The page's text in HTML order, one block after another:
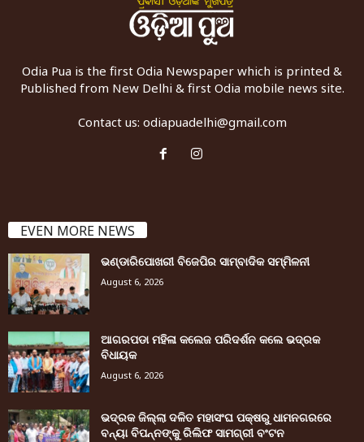
Odia Pua is the first Odia Newspaper which is printed &
Published from New Delhi & first Odia mobile news site.
Contact us: odiapuadelhi@gmail.com
EVEN MORE NEWS
ଭଣ୍ଡାରିପୋଖରୀ ବିଜେପିର ସାମ୍ବାଦିକ ସମ୍ମିଳନୀ
August 6, 2026
ଆଗରପଡା ମହିଳା କଲେଜ ପରିଦର୍ଶନ କଲେ ଭଦ୍ରକ
ବିଧାୟକ
August 6, 2026
ଭଦ୍ରକ ଜିଲ୍ଲା ଦଳିତ ମହାସଂଘ ପକ୍ଷରୁ ଧାମନଗରରେ
ବନ୍ୟା ବିପନ୍ନଙ୍କୁ ରିଲିଫ ସାମଗ୍ରୀ ବଂଟନ